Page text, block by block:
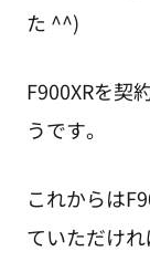
た ^^)
F900XRを契
うです。
これからは
ていただけ